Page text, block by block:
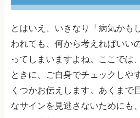
とはいえ、いきなり「病気かも
われても、何から考えればいい
ってしまいますよね。ここでは
ときに、ご自身でチェックしや
くつかお伝えします。あくまで
なサインを見逃さないためにも